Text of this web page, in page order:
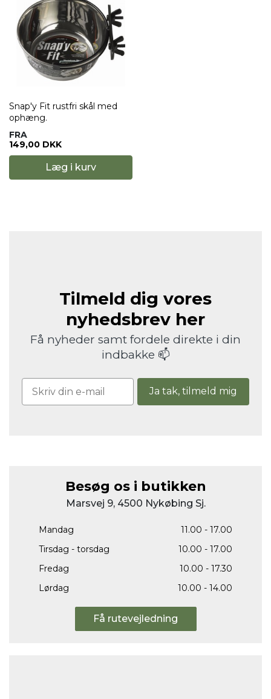
Snap'y Fit rustfri skål med
ophæng.
FRA
149,00 DKK
Læg i kurv
Tilmeld dig vores
nyhedsbrev her
Få nyheder samt fordele direkte i din
indbakke 📫
Ja tak, tilmeld mig
Besøg os i butikken
Marsvej 9, 4500 Nykøbing Sj.
Mandag
11.00 - 17.00
Tirsdag - torsdag
10.00 - 17.00
Fredag
10.00 - 17.30
Lørdag
10.00 - 14.00
Få rutevejledning